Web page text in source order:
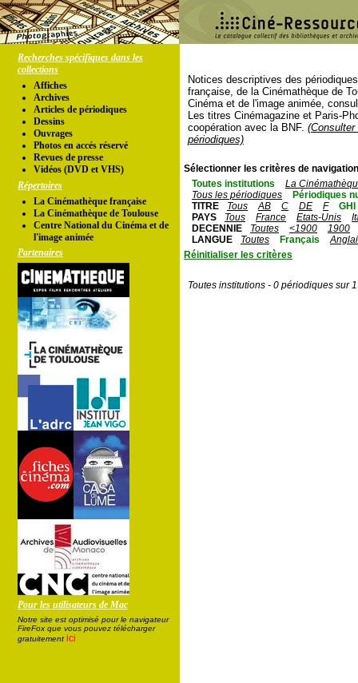
Recherches spécifiques dans les
collections
Affiches
Archives
Articles de périodiques
Dessins
Ouvrages
Photos en accés réservé
Revues de presse
Vidéos (DVD et VHS)
Répertoires
La Cinémathèque française
La Cinémathèque de Toulouse
Centre National du Cinéma et de
l'image animée
Partenaires
Pour les utilisateurs de Mac
Notre site est optimisé pour le navigateur
FireFox que vous pouvez télécharger
gratuitement ici
Notices descriptives des
française, de la Cinémathèque de
Cinéma et de l'image animée,
Les titres Cinémagazine et Paris-
coopération avec la BNF.
périodiques)
Sélectionner les critères de
Toutes institutions
La
Tous les périodiques
Périodiques
TITRE
Tous AB C DE F
GHI
PAYS
Tous France Etats-Unis
DECENNIE
Toutes <1900
1900
LANGUE
Toutes Français
Réinitialiser les critères
Toutes institutions - 0 périodiques sur